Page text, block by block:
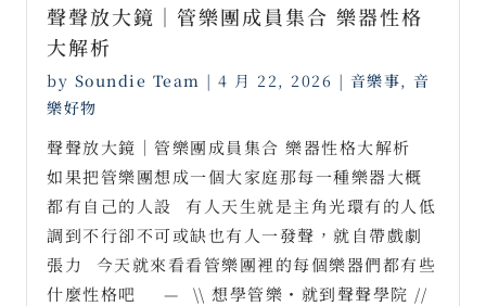
聲聲放大鏡｜管樂團成員集合 樂器性格
大解析
by Soundie Team | 4 月 22, 2026 | 音樂事, 音
樂好物
聲聲放大鏡｜管樂團成員集合 樂器性格大解析⠀
如果把管樂團想成一個大家庭那每一種樂器大概
都有自己的人設⠀有人天生就是主角光環有的人低
調到不行卻不可或缺也有人一發聲，就自帶戲劇
張力⠀今天就來看看管樂團裡的每個樂器們都有些
什麼性格吧⠀⠀—⠀\\ 想學管樂・就到聲聲學院 //